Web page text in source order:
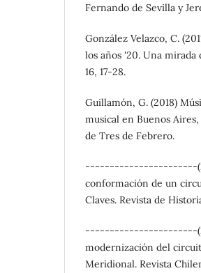
Fernando de Sevilla y
González Velazco, C.
los años '20. Una mirada
16, 17-28.
Guillamón, G. (2018)
musical en Buenos
de Tres de Febrero.
-----------------------
conformación de un
Claves. Revista de
-----------------------
modernización del
Meridional. Revista